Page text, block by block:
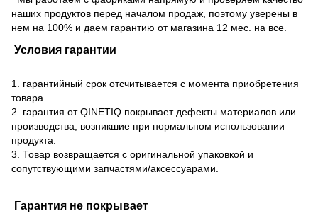
наших продуктов перед началом продаж, поэтому уверены в
нем на 100% и даем гарантию от магазина 12 мес. на все.
Условия гарантии
1. гарантийный срок отсчитывается с момента приобретения
товара.
2. гарантия от QINETIQ покрывает дефекты материалов или
производства, возникшие при нормальном использовании
продукта.
3. Товар возвращается с оригинальной упаковкой и
сопутствующими запчастями/аксессуарами.
Гарантия не покрывает